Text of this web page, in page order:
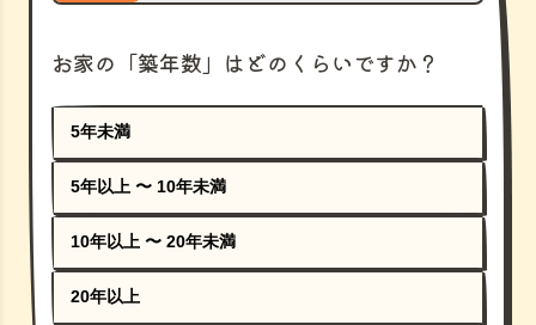
お家の「築年数」はどのくらいですか？
5年未満
5年以上 〜 10年未満
10年以上 〜 20年未満
20年以上